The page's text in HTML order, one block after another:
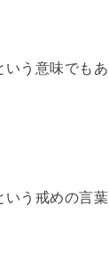
いう意味でもあ
いう戒めの言葉